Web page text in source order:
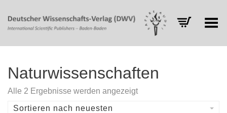
Toggle Menu
Naturwissenschaften
Alle 2 Ergebnisse werden angezeigtNach
Sortieren nach neuesten